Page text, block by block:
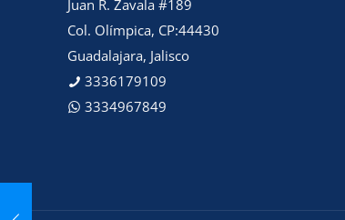
Juan R. Zavala #189
Col. Olímpica, CP:44430
Guadalajara, Jalisco
3336179109
3334967849